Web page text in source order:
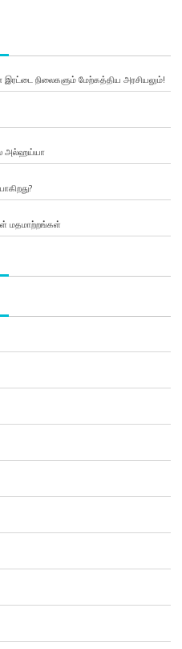
இரட்டை நிலைகளும் மேற்கத்திய அரசியலும்!
அல்ஹய்யா
மதமாற்றங்கள்